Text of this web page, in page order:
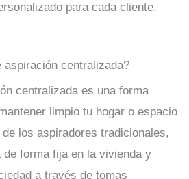
para cada cliente.
centralizada?
centralizada es una forma
limpio tu hogar o espacio
los aspiradores tradicionales,
forma fija en la vivienda y
a través de tomas